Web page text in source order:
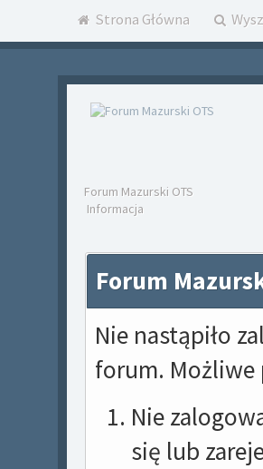
Strona Główna
Forum Mazurski OTS
Informacja
Forum
Nie nastąpiło
forum.
Nie
się lub